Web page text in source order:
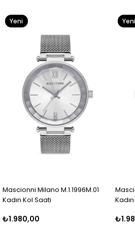
Mascionni Milano M.1.1996M.01
Kadın Kol Saati
₺1.980,00
Yeni
Yeni